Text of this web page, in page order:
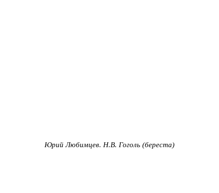
Юрий Любимцев. Н.В. Гоголь (береста)